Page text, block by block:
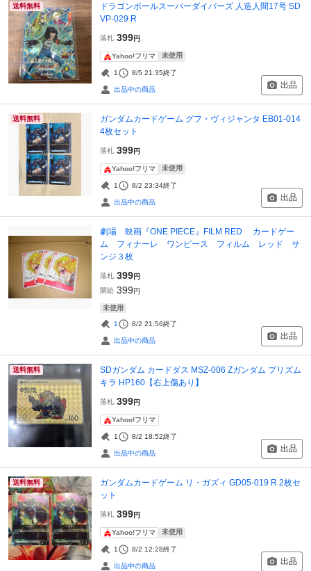
送料無料
ドラゴンボールスーパーダイバーズ 人造人間17号 SD
VP-029 R
落札 399円
Yahoo!フリマ 未使用
1 8/5 21:35終了
出品中の商品 出品
送料無料
ガンダムカードゲーム グフ・ヴィジャンタ EB01-014
4枚セット
落札 399円
Yahoo!フリマ 未使用
1 8/2 23:34終了
出品中の商品 出品
劇場 映画『ONE PIECE』FILM RED カードゲー
ム フィナーレ ワンピース フィルム レッド サ
ンジ３枚
落札 399円
開始 399円
未使用
1 8/2 21:56終了
出品中の商品 出品
送料無料
SDガンダム カードダス MSZ-006 Zガンダム プリズム
キラ HP160【右上傷あり】
落札 399円
Yahoo!フリマ
1 8/2 18:52終了
出品中の商品 出品
送料無料
ガンダムカードゲーム リ・ガズィ GD05-019 R 2枚セ
ット
落札 399円
Yahoo!フリマ 未使用
1 8/2 12:28終了
出品中の商品 出品